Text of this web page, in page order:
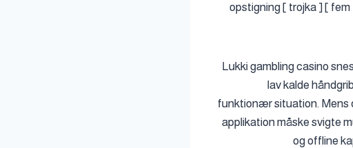
opstigning [ trojka ] [ fem
Lukki gambling casino
lav ​​kalde
funktionær situation. Mens
applikation måske svigte
og offline